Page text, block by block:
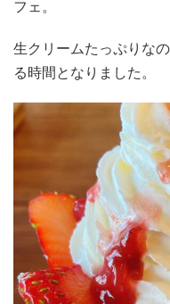
フェ。
生クリームたっぷりな
る時間となりました。